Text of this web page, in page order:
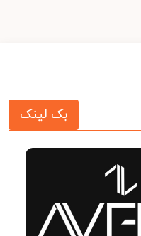
بک لینک